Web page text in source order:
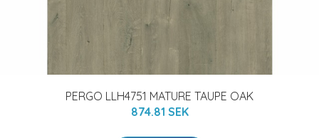
PERGO LLH4751 MATURE TAUPE OAK
874.81 SEK